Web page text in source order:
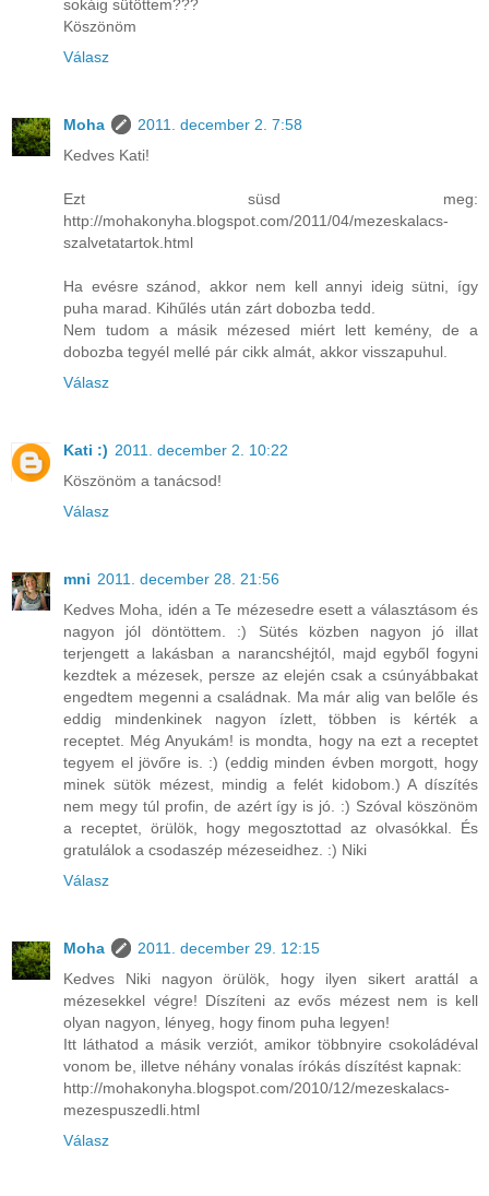
sokáig sütöttem???
Köszönöm
Válasz
Moha
2011. december 2. 7:58
Kedves Kati!
Ezt süsd meg:
http://mohakonyha.blogspot.com/2011/04/mezeskalacs-
szalvetatartok.html
Ha evésre szánod, akkor nem kell annyi ideig sütni, így
puha marad. Kihűlés után zárt dobozba tedd.
Nem tudom a másik mézesed miért lett kemény, de a
dobozba tegyél mellé pár cikk almát, akkor visszapuhul.
Válasz
Kati :) 2011. december 2. 10:22
Köszönöm a tanácsod!
Válasz
mni 2011. december 28. 21:56
Kedves Moha, idén a Te mézesedre esett a választásom és
nagyon jól döntöttem. :) Sütés közben nagyon jó illat
terjengett a lakásban a narancshéjtól, majd egyből fogyni
kezdtek a mézesek, persze az elején csak a csúnyábbakat
engedtem megenni a családnak. Ma már alig van belőle és
eddig mindenkinek nagyon ízlett, többen is kérték a
receptet. Még Anyukám! is mondta, hogy na ezt a receptet
tegyem el jövőre is. :) (eddig minden évben morgott, hogy
minek sütök mézest, mindig a felét kidobom.) A díszítés
nem megy túl profin, de azért így is jó. :) Szóval köszönöm
a receptet, örülök, hogy megosztottad az olvasókkal. És
gratulálok a csodaszép mézeseidhez. :) Niki
Válasz
Moha
2011. december 29. 12:15
Kedves Niki nagyon örülök, hogy ilyen sikert arattál a
mézesekkel végre! Díszíteni az evős mézest nem is kell
olyan nagyon, lényeg, hogy finom puha legyen!
Itt láthatod a másik verziót, amikor többnyire csokoládéval
vonom be, illetve néhány vonalas írókás díszítést kapnak:
http://mohakonyha.blogspot.com/2010/12/mezeskalacs-
mezespuszedli.html
Válasz